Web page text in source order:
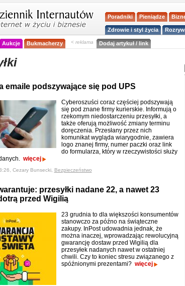
Poradniki Pieniądze
Zdrowie i styl życia
Aukcje Bukmacherzy < reklama Dodaj artykuł / link
emaile podszywające się pod UPS
Cyberoszuści coraz częściej podszywają
się pod znane firmy kurierskie. Informują o
rzekomym niedostarczeniu przesyłki, a
także oferują możliwość zmiany terminu
doręczenia. Przesłany przez nich
komunikat wygląda wiarygodnie, zawiera
logo znanej firmy, numer paczki oraz link
do formularza, który w rzeczywistości służy
więcej
Cezary Bunsecki, Bezpieczeństwo
przesyłki nadane 22, a nawet 23
przed Wigilią
23 grudnia to dla większości konsumentów
stanowczo za późno na świąteczne
zakupy. InPost udowadnia jednak, że
można inaczej, wprowadzając rewolucyjną
gwarancję dostaw przed Wigilią dla
przesyłek nadanych nawet w ostatniej
chwili. Czy to koniec stresu związanego z
spóźnionymi prezentami? więcej